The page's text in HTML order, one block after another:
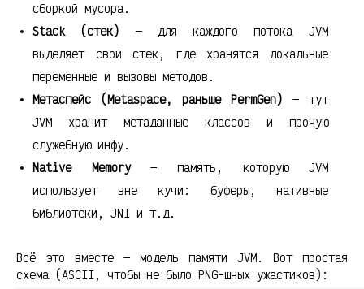
сборкой мусора.
Stack (стек) — для каждого потока JVM
выделяет свой стек, где хранятся локальные
переменные и вызовы методов.
Метаспейс (Metaspace, раньше PermGen) — тут
JVM хранит метаданные классов и прочую
служебную инфу.
Native Memory— память, которую JVM
использует вне кучи: буферы, нативные
библиотеки, JNI и т.д.
Всё это вместе — модель памяти JVM. Вот простая
схема (ASCII, чтобы не было PNG-шных ужастиков):